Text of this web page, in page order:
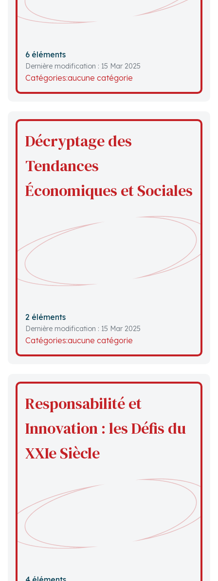
6 éléments
Dernière modification : 15 Mar 2025
Catégories:aucune catégorie
Décryptage des
Tendances
Économiques et Sociales
2 éléments
Dernière modification : 15 Mar 2025
Catégories:aucune catégorie
Responsabilité et
Innovation : les Défis du
XXIe Siècle